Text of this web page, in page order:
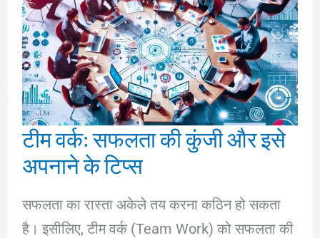
टीम वर्क: सफलता की कुंजी और इसे
अपनाने के टिप्स
सफलता का रास्ता अकेले तय करना कठिन हो सकता
है। इसीलिए, टीम वर्क (Team Work) को सफलता की